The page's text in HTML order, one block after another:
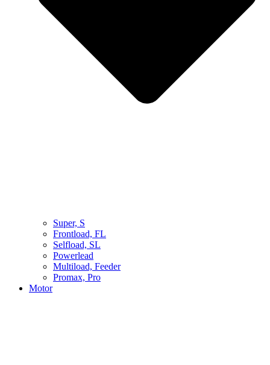
Super, S
Frontload, FL
Selfload, SL
Powerlead
Multiload, Feeder
Promax, Pro
Motor